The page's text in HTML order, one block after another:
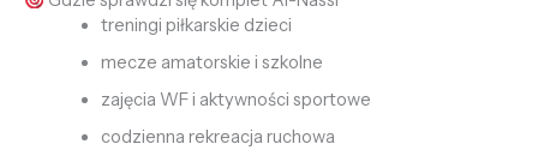
treningi piłkarskie dzieci
mecze amatorskie i szkolne
zajęcia WF i aktywności sportowe
codzienna rekreacja ruchowa